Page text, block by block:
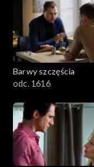
Barwy szczęścia
odc. 1616